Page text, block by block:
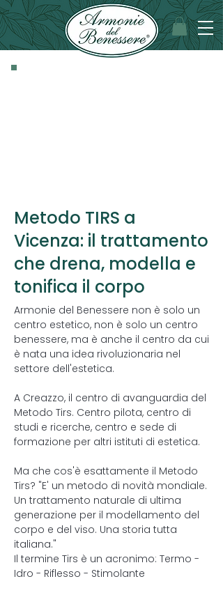
Metodo TIRS a
Vicenza: il trattamento
che drena, modella e
tonifica il corpo
Armonie del Benessere non è solo un
centro estetico, non è solo un centro
benessere, ma è anche il centro da cui
è nata una idea rivoluzionaria nel
settore dell'estetica.
A Creazzo, il centro di avanguardia del
Metodo Tirs. Centro pilota, centro di
studi e ricerche, centro e sede di
formazione per altri istituti di estetica.
Ma che cos'è esattamente il Metodo
Tirs?​ "E' un metodo di novità mondiale.
Un trattamento naturale di ultima
generazione per il modellamento del
corpo e del viso. Una storia tutta
italiana."
Il termine Tirs è un acronimo: Termo -
Idro - Riflesso - Stimolante​